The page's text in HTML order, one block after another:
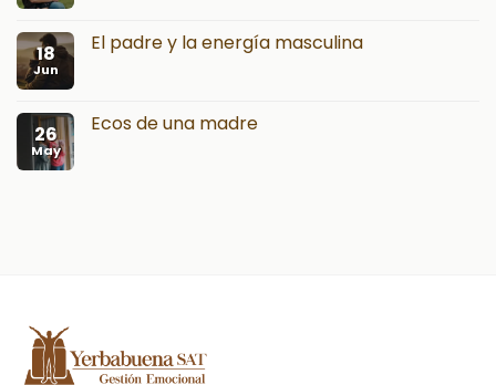
18
Jun
El padre y la energía masculina
26
May
Ecos de una madre